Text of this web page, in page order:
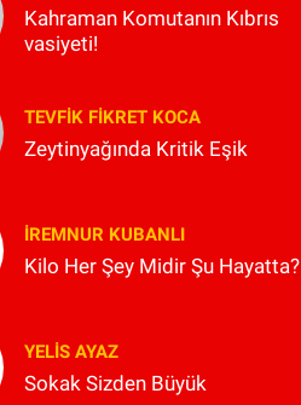
Kahraman Komutanın Kıbrıs
vasiyeti!
TEVFIK FIKRET KOCA
Zeytinyağında Kritik Eşik
İREMNUR KUBANLI
Kilo Her Şey Midir Şu Hayatta?
YELIS AYAZ
Sokak Sizden Büyük